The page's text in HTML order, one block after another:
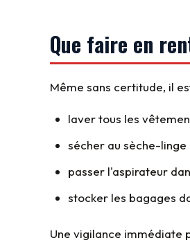
Que faire en
Même sans certitude, il
laver tous les
sécher au sèche-
passer l'aspirateur
stocker les bagages
Une vigilance immédiate